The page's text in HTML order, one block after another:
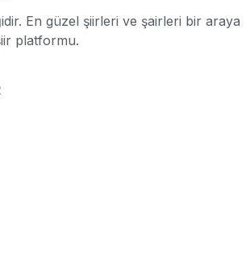
En güzel şiirleri ve şairleri bir araya
platformu.